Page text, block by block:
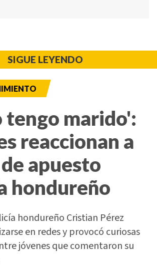
SIGUE LEYENDO
tengo marido':
reaccionan a
apuesto
hondureño
hondureño Cristian Pérez
en redes y provocó curiosas
jóvenes que comentaron su